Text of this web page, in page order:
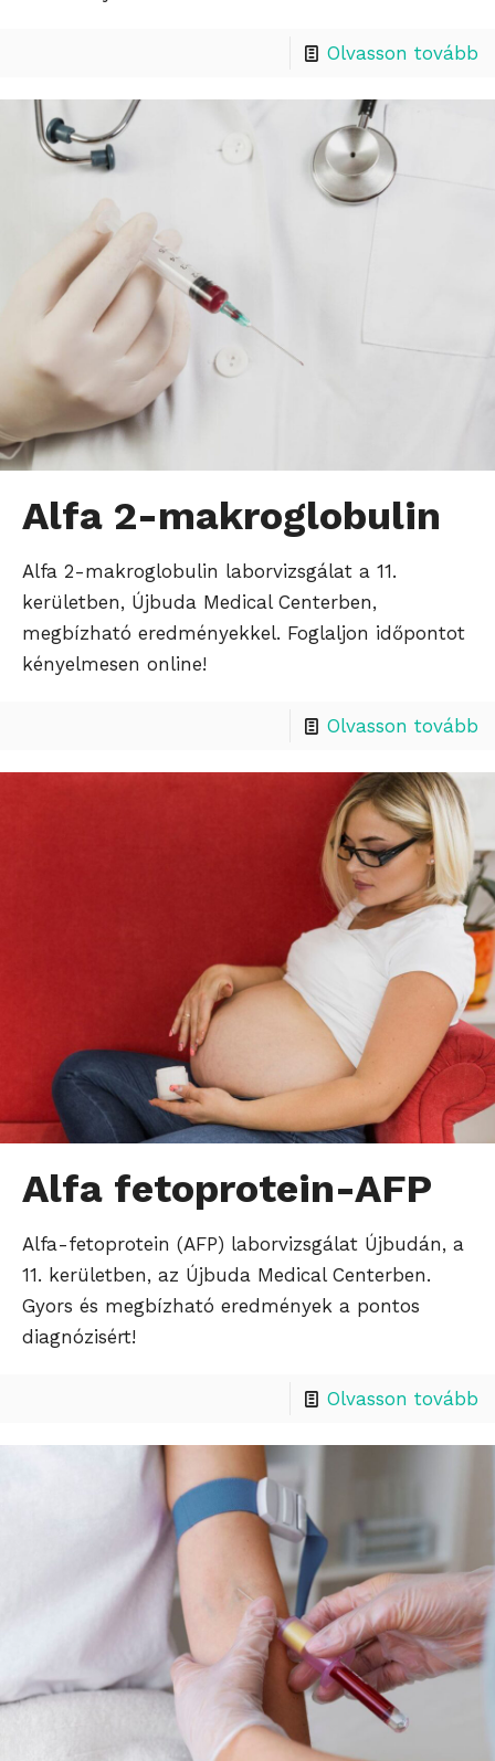
Olvasson tovább
Alfa 2-makroglobulin
Alfa 2-makroglobulin laborvizsgálat a 11.
kerületben, Újbuda Medical Centerben,
megbízható eredményekkel. Foglaljon időpontot
kényelmesen online!
Olvasson tovább
Alfa fetoprotein-AFP
Alfa-fetoprotein (AFP) laborvizsgálat Újbudán, a
11. kerületben, az Újbuda Medical Centerben.
Gyors és megbízható eredmények a pontos
diagnózisért!
Olvasson tovább